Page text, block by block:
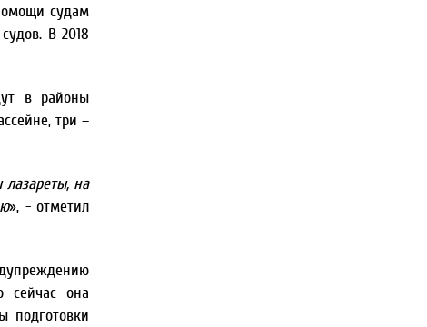
судам
В 2018
в районы
три –
на
», - отметил
сейчас она
подготовки